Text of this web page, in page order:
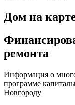
Дом на
ремонта
Информация о
программе
Новгороду